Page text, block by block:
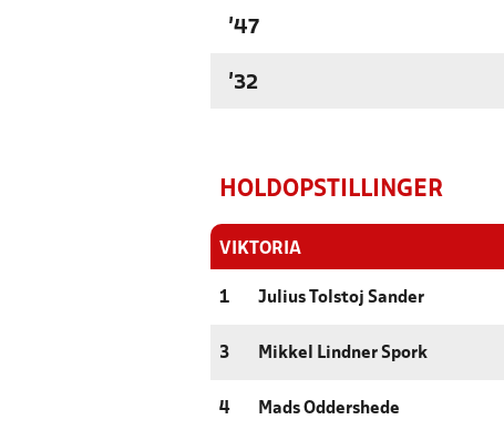
'47
'32
HOLDOPSTILLINGER
VIKTORIA
1 Julius Tolstoj Sander
3 Mikkel Lindner Spork
4 Mads Oddershede